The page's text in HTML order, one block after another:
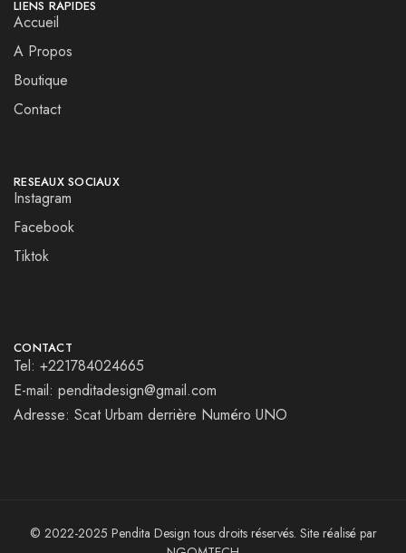
LIENS RAPIDES
Accueil
A Propos
Boutique
Contact
RESEAUX SOCIAUX
Instagram
Facebook
Tiktok
CONTACT
Tel: +221784024665
E-mail: penditadesign@gmail.com
Adresse: Scat Urbam derrière Numéro UNO
© 2022-2025 Pendita Design tous droits réservés. Site réalisé par